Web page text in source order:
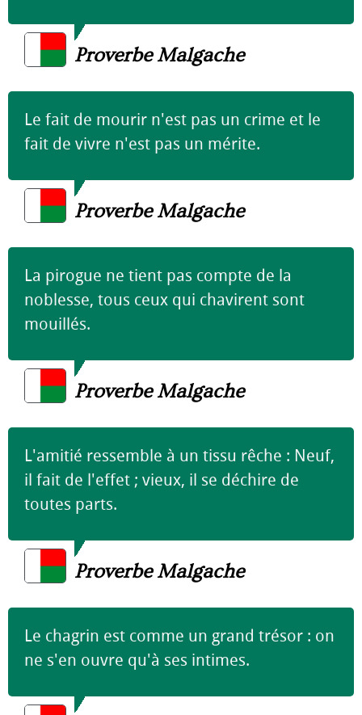
Proverbe Malgache
Le fait de mourir n'est pas un crime et le
fait de vivre n'est pas un mérite.
Proverbe Malgache
La pirogue ne tient pas compte de la
noblesse, tous ceux qui chavirent sont
mouillés.
Proverbe Malgache
L'amitié ressemble à un tissu rêche : Neuf,
il fait de l'effet ; vieux, il se déchire de
toutes parts.
Proverbe Malgache
Le chagrin est comme un grand trésor : on
ne s'en ouvre qu'à ses intimes.